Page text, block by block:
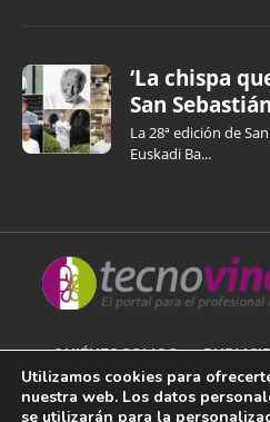
‘La chispa
San
La 28ª edición de
Euskadi Ba...
QUIÉNES SOMOS
AVISO LEGAL
Utilizamos cookies para
nuestra web. Los datos
se utilizarán para la